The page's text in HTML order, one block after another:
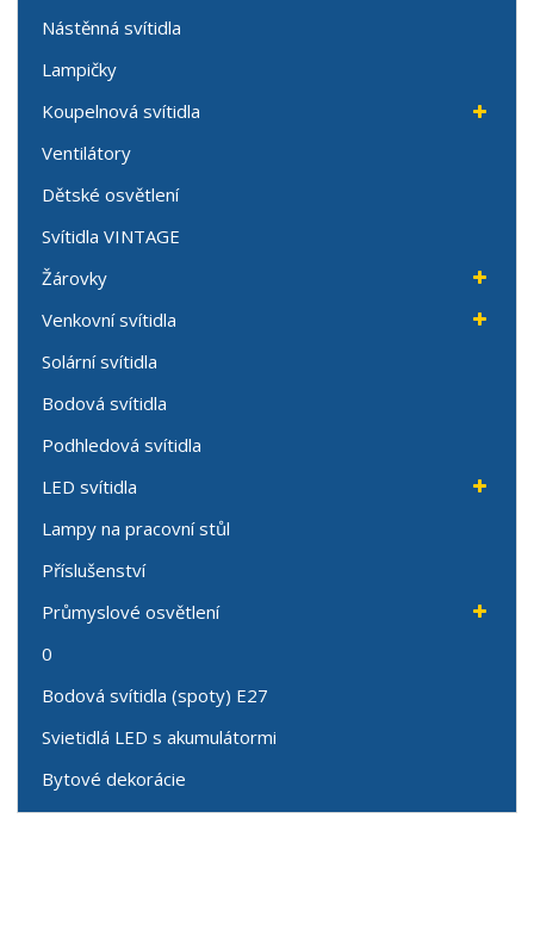
Nástěnná svítidla
Lampičky
Koupelnová svítidla
Ventilátory
Dětské osvětlení
Svítidla VINTAGE
Žárovky
Venkovní svítidla
Solární svítidla
Bodová svítidla
Podhledová svítidla
LED svítidla
Lampy na pracovní stůl
Příslušenství
Průmyslové osvětlení
0
Bodová svítidla (spoty) E27
Svietidlá LED s akumulátormi
Bytové dekorácie